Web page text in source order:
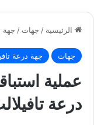
الرئيسية / جهات / جهة
جهات جهة درعة
عملية
درعة